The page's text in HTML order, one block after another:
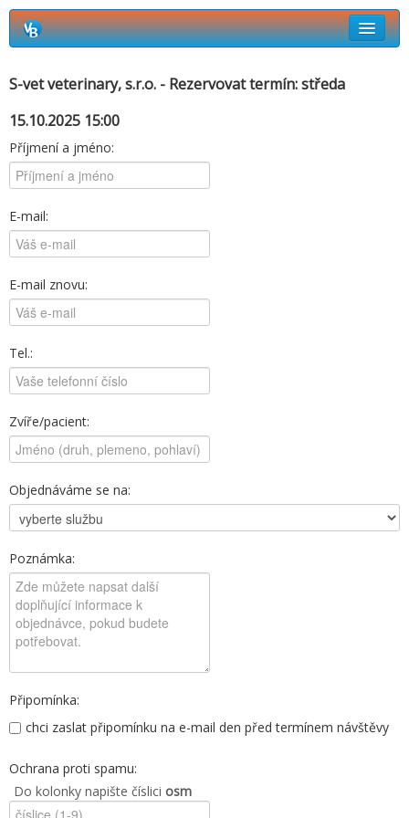
S-vet veterinary, s.r.o. - Rezervovat termín: středa
15.10.2025 15:00
Příjmení a jméno:
E-mail:
E-mail znovu:
Tel.:
Zvíře/pacient:
Objednáváme se na:
Poznámka:
Připomínka:
chci zaslat připomínku na e-mail den před termínem návštěvy
Ochrana proti spamu:
Do kolonky napište číslici osm